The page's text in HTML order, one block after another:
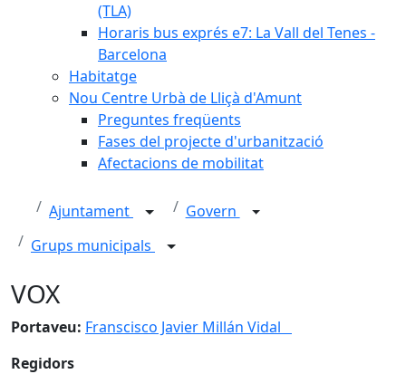
(TLA)
Horaris bus exprés e7: La Vall del Tenes -
Barcelona
Habitatge
Nou Centre Urbà de Lliçà d'Amunt
Preguntes freqüents
Fases del projecte d'urbanització
Afectacions de mobilitat
Ajuntament
Govern
Grups municipals
VOX
Portaveu: Franscisco Javier Millán Vidal
Regidors